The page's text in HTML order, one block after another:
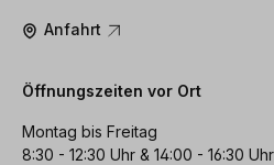
Anfahrt
Öffnungszeiten vor Ort
Montag bis Freitag
8:30 - 12:30 Uhr & 14:00 - 16:30 Uhr